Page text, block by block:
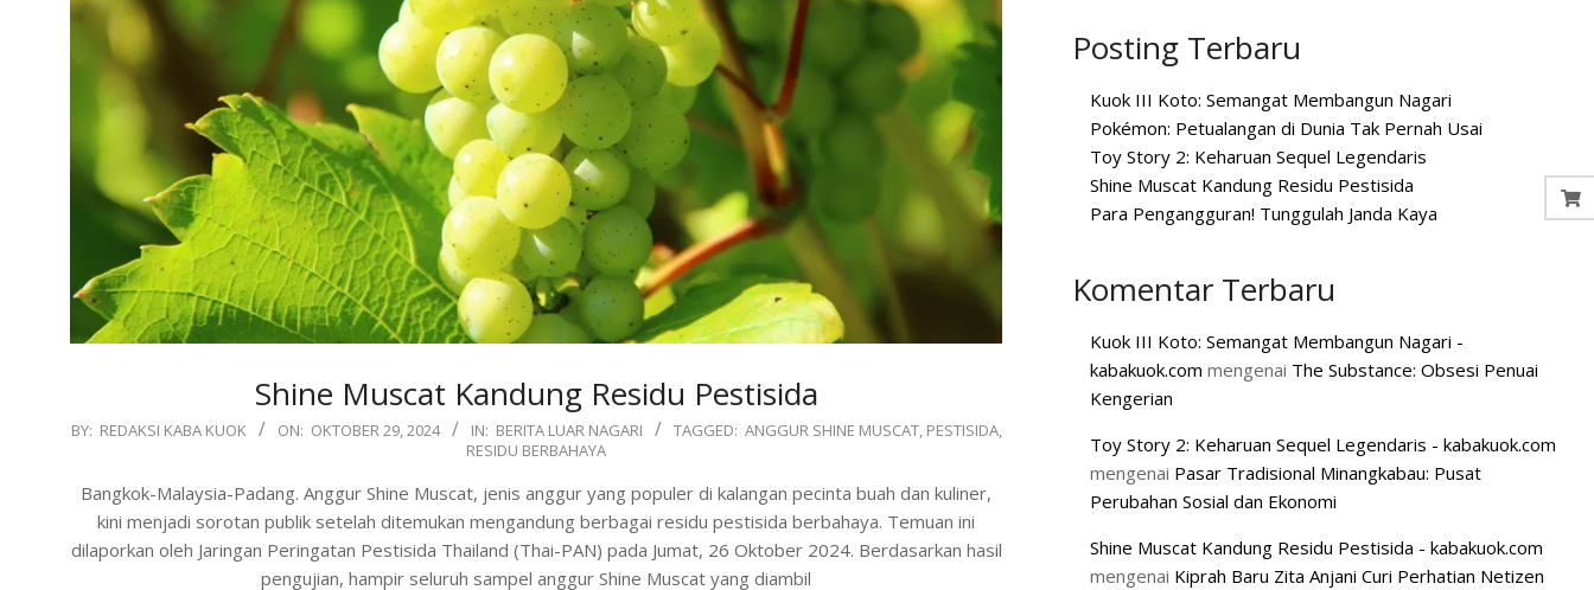
Shine Muscat Kandung Residu Pestisida
2024-
29
BY: REDAKSI KABA KUOK ON: OKTOBER 29, 2024 IN: BERITA LUAR NAGARI TAGGED: ANGGUR SHINE MUSCAT, PESTISIDA,
RESIDU BERBAHAYA
Bangkok-Malaysia-Padang. Anggur Shine Muscat, jenis anggur yang populer di kalangan pecinta buah dan kuliner,
kini menjadi sorotan publik setelah ditemukan mengandung berbagai residu pestisida berbahaya. Temuan ini
dilaporkan oleh Jaringan Peringatan Pestisida Thailand (Thai-PAN) pada Jumat, 26 Oktober 2024. Berdasarkan hasil
pengujian, hampir seluruh sampel anggur Shine Muscat yang diambil
Posting Terbaru
Kuok III Koto: Semangat Membangun Nagari
Pokémon: Petualangan di Dunia Tak Pernah Usai
Toy Story 2: Keharuan Sequel Legendaris
Shine Muscat Kandung Residu Pestisida
Para Pengangguran! Tunggulah Janda Kaya
Komentar Terbaru
Kuok III Koto: Semangat Membangun Nagari -
kabakuok.com mengenai The Substance: Obsesi Penuai
Kengerian
Toy Story 2: Keharuan Sequel Legendaris - kabakuok.com
mengenai Pasar Tradisional Minangkabau: Pusat
Perubahan Sosial dan Ekonomi
Shine Muscat Kandung Residu Pestisida - kabakuok.com
mengenai Kiprah Baru Zita Anjani Curi Perhatian Netizen